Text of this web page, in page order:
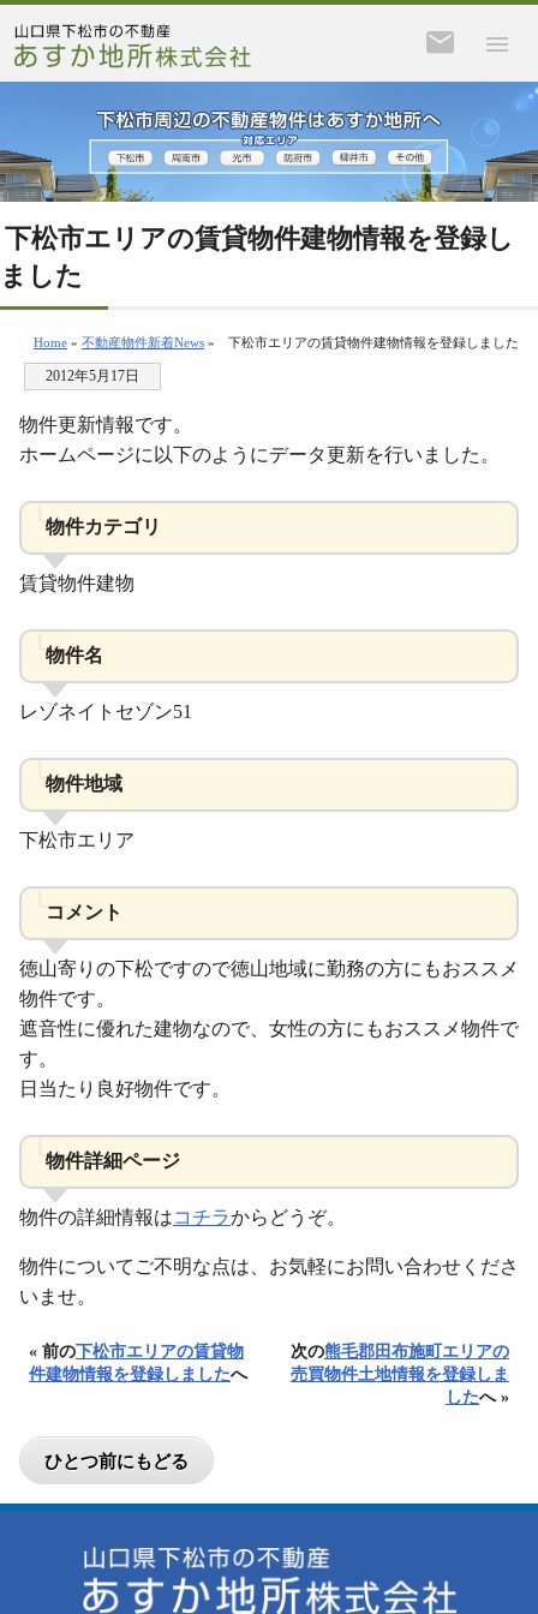
下松市エリアの賃貸物件建物情報を登録し
ました
Home » 不動産物件新着News » 下松市エリアの賃貸物件建物情報を登録しました
2012年5月17日
物件更新情報です。
ホームページに以下のようにデータ更新を行いました。
物件カテゴリ
賃貸物件建物
物件名
レゾネイトセゾン51
物件地域
下松市エリア
コメント
徳山寄りの下松ですので徳山地域に勤務の方にもおススメ
物件です。
遮音性に優れた建物なので、女性の方にもおススメ物件で
す。
日当たり良好物件です。
物件詳細ページ
物件の詳細情報はコチラからどうぞ。
物件についてご不明な点は、お気軽にお問い合わせくださ
いませ。
« 前の下松市エリアの賃貸物
件建物情報を登録しましたへ
次の熊毛郡田布施町エリアの
売買物件土地情報を登録しま
したへ »